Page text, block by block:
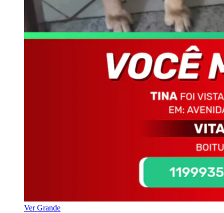
Ver Grande